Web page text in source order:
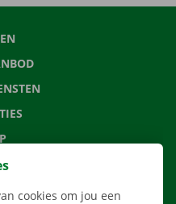
cookies om jou een